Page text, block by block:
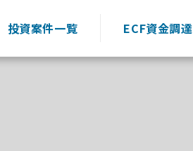
投資案件一覧 ECF資金調達